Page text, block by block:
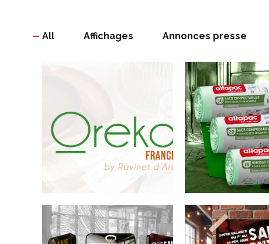
All Affichages Annonces presse